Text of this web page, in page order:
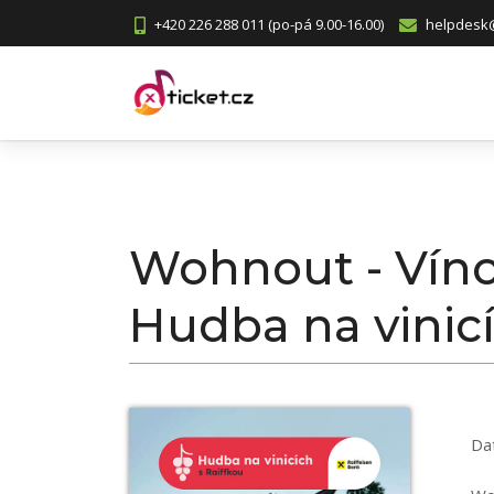
+420 226 288 011 (po-pá 9.00-16.00)
Wohnout -
Hudba na